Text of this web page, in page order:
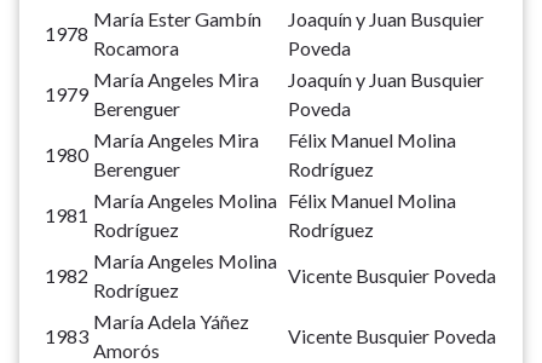
1978
María Ester Gambín
Rocamora
Joaquín y Juan Busquier
Poveda
1979
María Angeles Mira
Berenguer
Joaquín y Juan Busquier
Poveda
1980
María Angeles Mira
Berenguer
Félix Manuel Molina
Rodríguez
1981
María Angeles Molina
Rodríguez
Félix Manuel Molina
Rodríguez
1982
María Angeles Molina
Rodríguez
Vicente Busquier Poveda
1983
María Adela Yáñez
Amorós
Vicente Busquier Poveda